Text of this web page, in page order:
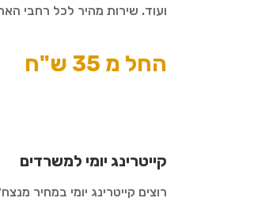
ועוד. שירות מהיר לכל רחבי
החל מ 35 ש"ח
קייטרינג יומי למשרדים
רוצים קייטרינג יומי במחיר